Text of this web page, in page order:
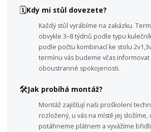
🗓️Kdy mi stůl dovezete?
Každý stůl vyrábíme na zakázku.
obvykle 3–8 týdnů podle typu
podle počtu kombinací ke stolu
termínu vás budeme včas
oboustranné spokojenosti.
🛠️Jak probíhá montáž?
Montáž zajišťují naši proškolení
rozložený, u vás na místě jej
potáhneme plátnem a vyvážíme